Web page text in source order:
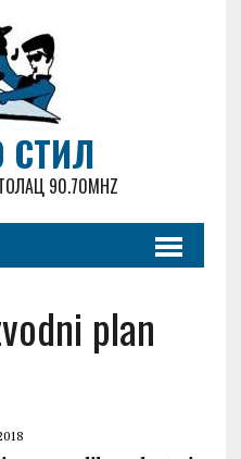
СТИЛ
90.70MHZ
plan